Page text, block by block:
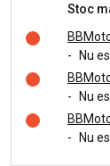
Stoc
-
Nu
-
Nu
-
Nu